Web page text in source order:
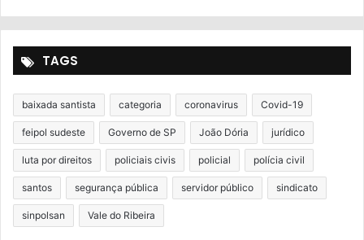
TAGS
baixada santista categoria coronavirus Covid-19
feipol sudeste Governo de SP João Dória jurídico
luta por direitos policiais civis policial polícia civil
santos segurança pública servidor público sindicato
sinpolsan Vale do Ribeira